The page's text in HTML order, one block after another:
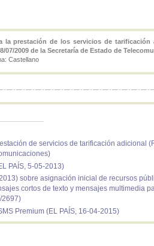
la prestación de los servicios de tarificación
07/2009 de la Secretaría de Estado de
Castellano
de servicios de tarificación adicional
PAÍS, 5-05-2013)
sobre asignación inicial de recursos
cortos de texto y mensajes multimedia
2697)
Premium (EL PAÍS, 16-04-2015)